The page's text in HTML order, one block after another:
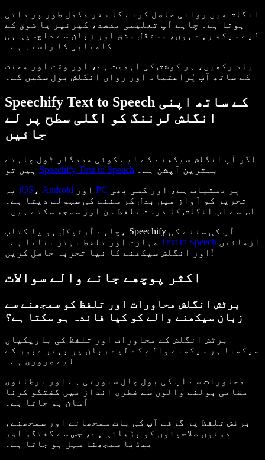
انگلش میں روانی حاصل کرنے کا سفر مکمل طور پر ذاتی
ہوتا ہے۔ چاہے آپ تعلیمی مقصد، کیرئیر یا شوق کے
لیے سیکھ رہے ہوں، مستقل مشق اور زبان سے دلچسپی ہی
کامیابی کا راستہ ہے۔
یاد رکھیں، ہر کوشش کی اہمیت ہے، اور وقت اور محنت
کے ساتھ آپ پُراعتماد اور رواں انگلش بول سکیں گے۔
Speechify Text to Speech کے ساتھ اپنی
انگلش لرننگ کو اگلی سطح پر لے
جائیں
اگر آپ انگلش سیکھنے کے لیے کوئی مددگار ٹول چاہتے
Speechify Text to Speech
بہترین آپشن ہے۔
iOS ، Android PC
تحریر کو آواز میں بدل کر سننے کی سہولت دیتا ہے۔
اس سے آپ انگلش کا درست تلفظ سن اور سمجھ سکتے ہیں۔
چاہے آرٹیکل ہو یا کتاب، Speechify آپ کی سننے کی
Text to Speech
اور انگلش سیکھنے کا نیا تجربہ حاصل کریں!
اکثر پوچھے جانے والے سوالات
برٹش انگلش محاورات اور تلفظ کو سمجھنے سے
زبان سیکھنے والے کو کیا فائدہ ہو سکتا ہے؟
برٹش انگلش کے محاورات اور تلفظ کی باریکیاں
سیکھنا ہر سیکھنے والے کے لیے زبان پر بہتر عبور کے
لیے ضروری ہے۔
محاورات سے آپ کی بول چال سنورتی ہے اور برطانوی
مقامی بولنے والوں سے فطری انداز میں گفتگو کرنا
آسان ہو جاتا ہے۔
برٹش تلفظ پر گرفت آپ کی بات سمجھانے اور سمجھنے،
دونوں صلاحیتوں کو بڑھاتی ہے، جس سے گفتگو اور
میڈیا سمجھنا سہل ہو جاتا ہے۔